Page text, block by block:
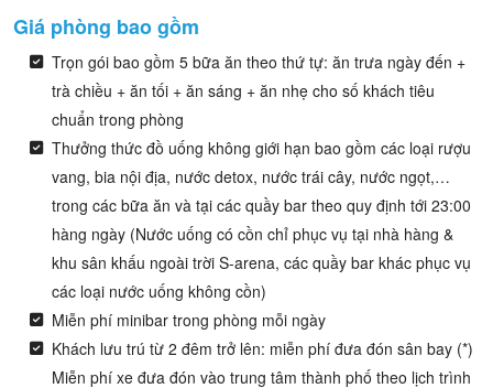
Giá phòng bao gồm
Trọn gói bao gồm 5 bữa ăn theo thứ tự: ăn trưa ngày đến +
trà chiều + ăn tối + ăn sáng + ăn nhẹ cho số khách tiêu
chuẩn trong phòng
Thưởng thức đồ uống không giới hạn bao gồm các loại rượu
vang, bia nội địa, nước detox, nước trái cây, nước ngọt,…
trong các bữa ăn và tại các quầy bar theo quy định tới 23:00
hàng ngày (Nước uống có cồn chỉ phục vụ tại nhà hàng &
khu sân khấu ngoài trời S-arena, các quầy bar khác phục vụ
các loại nước uống không cồn)
Miễn phí minibar trong phòng mỗi ngày
Khách lưu trú từ 2 đêm trở lên: miễn phí đưa đón sân bay (*)
Miễn phí xe đưa đón vào trung tâm thành phố theo lịch trình